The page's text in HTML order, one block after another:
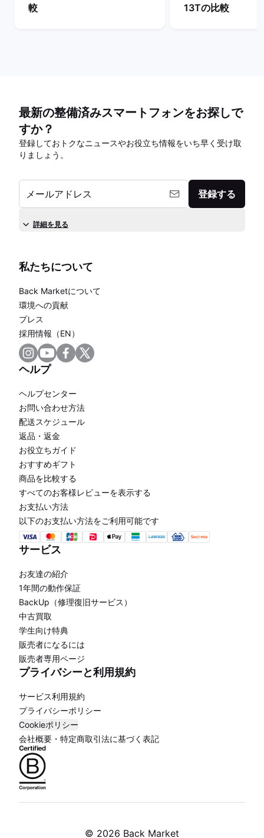
較
13Tの比較
最新の整備済みスマートフォンをお探しで
すか？
登録しておトクなニュースやお役立ち情報をいち早く受け取
りましょう。
メールアドレス 登録する
詳細を見る
私たちについて
Back Marketについて
環境への貢献
プレス
採用情報（EN）
ヘルプ
ヘルプセンター
お問い合わせ方法
配送スケジュール
返品・返金
お役立ちガイド
おすすめギフト
商品を比較する
すべてのお客様レビューを表示する
お支払い方法
以下のお支払い方法をご利用可能です
サービス
お友達の紹介
1年間の動作保証
BackUp（修理復旧サービス）
中古買取
学生向け特典
販売者になるには
販売者専用ページ
プライバシーと利用規約
サービス利用規約
プライバシーポリシー
Cookieポリシー
会社概要・特定商取引法に基づく表記
© 2026 Back Market